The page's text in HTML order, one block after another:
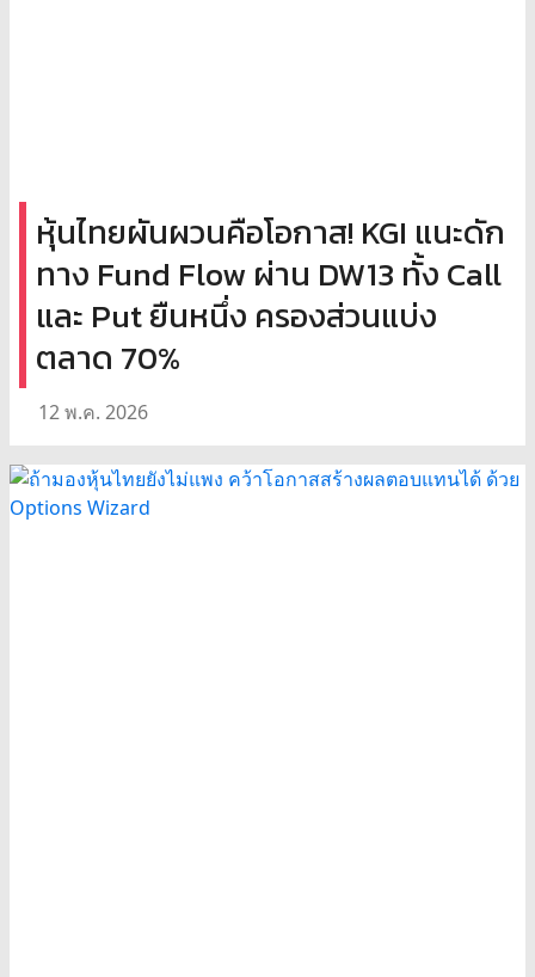
หุ้นไทยผันผวนคือโอกาส! KGI แนะดัก
ทาง Fund Flow ผ่าน DW13 ทั้ง Call
และ Put ยืนหนึ่ง ครองส่วนแบ่ง
ตลาด 70%
12 พ.ค. 2026